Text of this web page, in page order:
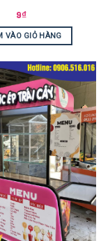
9₫
VÀO GIỎ HÀNG